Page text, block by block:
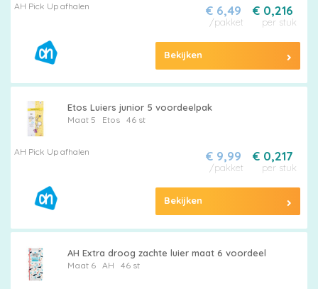
AH Pick Up afhalen € 0,216
per stuk
€ 6,49
/pakket
Bekijken
Etos Luiers junior 5 voordeelpak
Maat 5 Etos 46 st
AH Pick Up afhalen € 0,217
per stuk
€ 9,99
/pakket
Bekijken
AH Extra droog zachte luier maat 6 voordeel
Maat 6 AH 46 st